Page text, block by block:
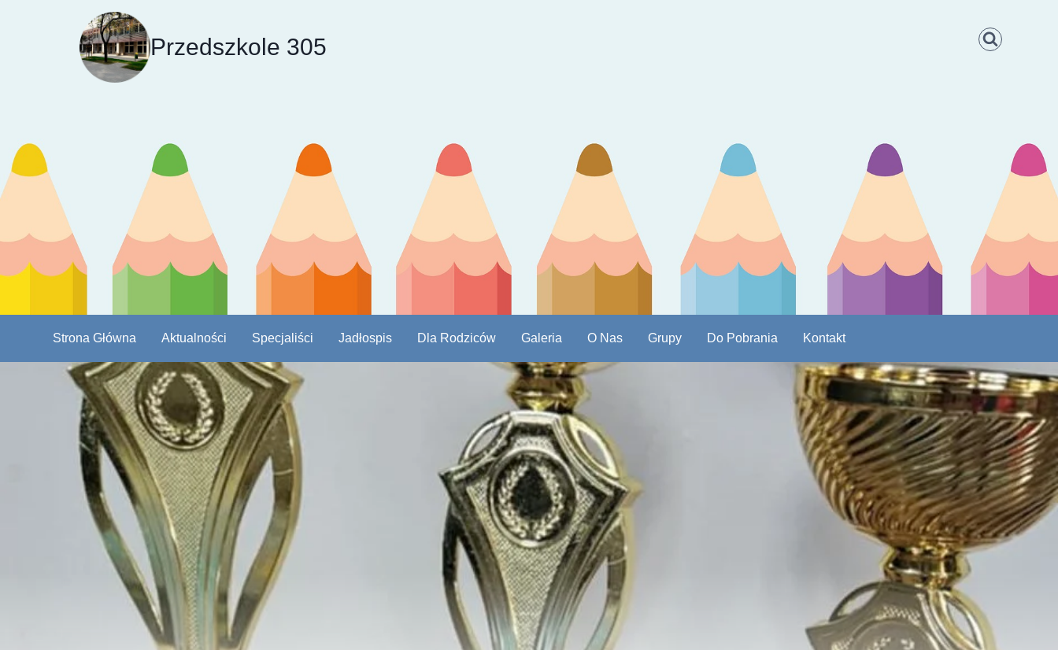
Przedszkole 305
Strona Główna Aktualności Specjaliści Jadłospis Dla Rodziców Galeria O Nas Grupy Do Pobrania Kontakt